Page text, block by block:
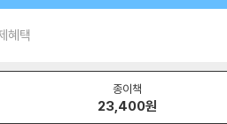
혜택
종이책
23,400원